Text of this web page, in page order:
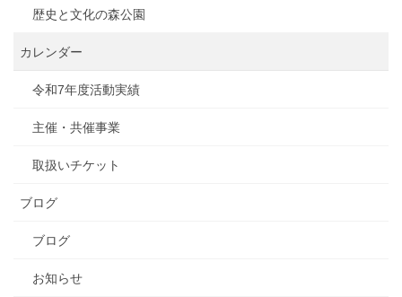
歴史と文化の森公園
カレンダー
令和7年度活動実績
主催・共催事業
取扱いチケット
ブログ
ブログ
お知らせ